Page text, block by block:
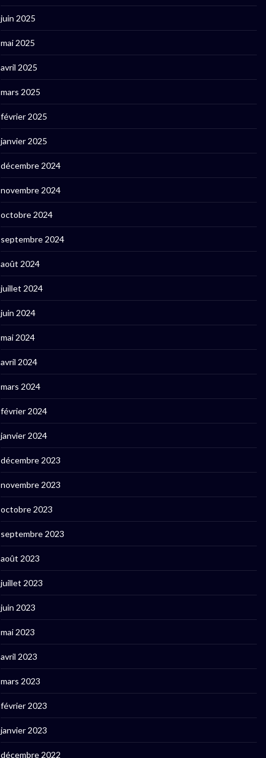
juin 2025
mai 2025
avril 2025
mars 2025
février 2025
janvier 2025
décembre 2024
novembre 2024
octobre 2024
septembre 2024
août 2024
juillet 2024
juin 2024
mai 2024
avril 2024
mars 2024
février 2024
janvier 2024
décembre 2023
novembre 2023
octobre 2023
septembre 2023
août 2023
juillet 2023
juin 2023
mai 2023
avril 2023
mars 2023
février 2023
janvier 2023
décembre 2022